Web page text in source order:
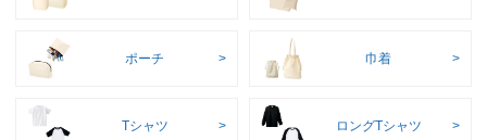
ポーチ 巾着
Tシャツ ロングTシャツ